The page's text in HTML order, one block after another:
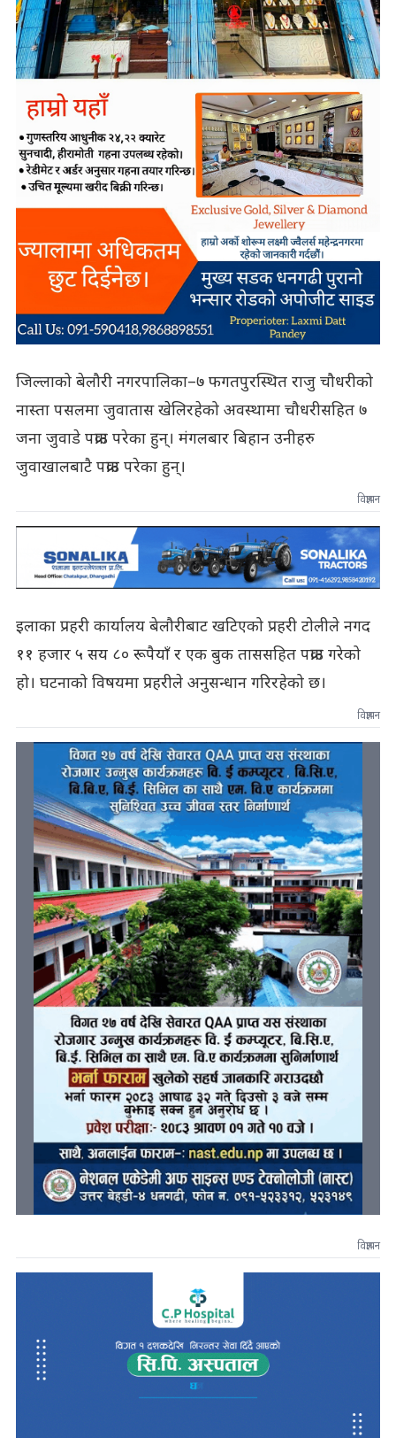
जिल्लाको बेलौरी नगरपालिका–७ फगतपुरस्थित राजु चौधरीको
नास्ता पसलमा जुवातास खेलिरहेको अवस्थामा चौधरीसहित ७
जना जुवाडे पक्राउ परेका हुन्। मंगलबार बिहान उनीहरु
जुवाखालबाटै पक्राउ परेका हुन्।
विज्ञापन
इलाका प्रहरी कार्यालय बेलौरीबाट खटिएको प्रहरी टोलीले नगद
११ हजार ५ सय ८० रूपैयाँ र एक बुक ताससहित पक्राउ गरेको
हो। घटनाको विषयमा प्रहरीले अनुसन्धान गरिरहेको छ।
विज्ञापन
विज्ञापन